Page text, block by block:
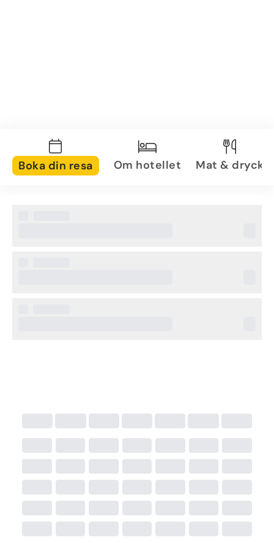
Boka din resa Om hotellet Mat & dryck